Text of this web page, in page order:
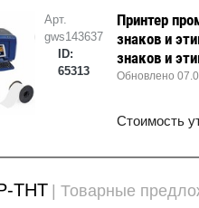
Арт.
gws143637
ID:
65313
Принтер
знаков и
знаков и
Обновлено
Стоимость
THT | Товарные